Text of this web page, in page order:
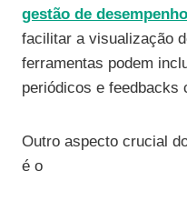
gestão de desempenho
facilitar a visualização
ferramentas podem
periódicos e feedbacks
Outro aspecto crucial
é o